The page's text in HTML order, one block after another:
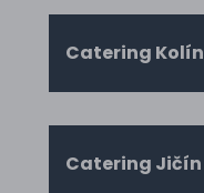
Catering Kolín
Catering Jičín